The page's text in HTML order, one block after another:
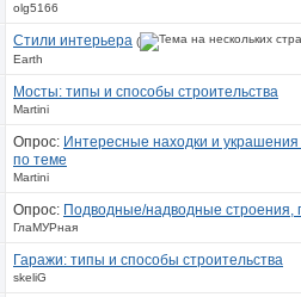
olg5166
Стили интерьера (
Earth
Мосты: типы и способы строительства
Martini
Опрос: Интересные находки и украшения
по теме
Martini
Опрос: Подводные/надводные
ГлаМУРная
Гаражи: типы и способы строительства
skeliG